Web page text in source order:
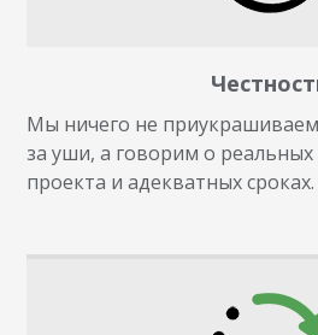
Мы ничего не
за уши, а говорим о реальных
проекта и адекватных сроках.